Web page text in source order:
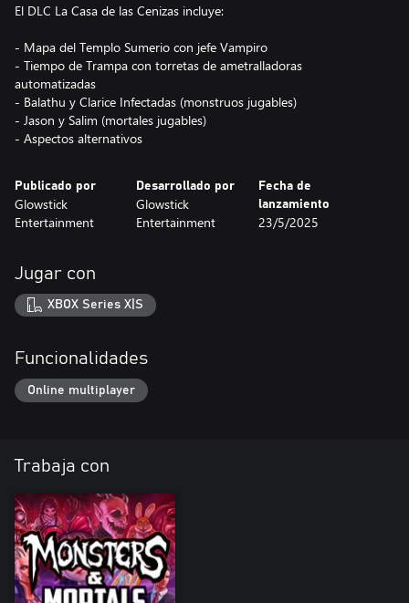
El DLC La Casa de las Cenizas incluye:
- Mapa del Templo Sumerio con jefe Vampiro
- Tiempo de Trampa con torretas de ametralladoras
automatizadas
- Balathu y Clarice Infectadas (monstruos jugables)
- Jason y Salim (mortales jugables)
- Aspectos alternativos
Publicado por
Glowstick
Entertainment
Desarrollado por
Glowstick
Entertainment
Fecha de
lanzamiento
23/5/2025
Jugar con
XBOX Series X|S
Funcionalidades
Online multiplayer
Trabaja con